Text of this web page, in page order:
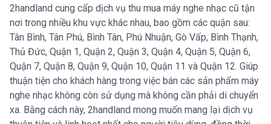
2handland cung cấp dịch vụ thu mua máy nghe nhạc cũ tận
nơi trong nhiều khu vực khác nhau, bao gồm các quận sau:
Tân Bình, Tân Phú, Bình Tân, Phú Nhuận, Gò Vấp, Bình Thạnh,
Thủ Đức, Quận 1, Quận 2, Quận 3, Quận 4, Quận 5, Quận 6,
Quận 7, Quận 8, Quận 9, Quận 10, Quận 11 và Quận 12. Giúp
thuận tiện cho khách hàng trong việc bán các sản phẩm máy
nghe nhạc không còn sử dụng mà không cần phải di chuyển
xa. Bằng cách này, 2handland mong muốn mang lại dịch vụ